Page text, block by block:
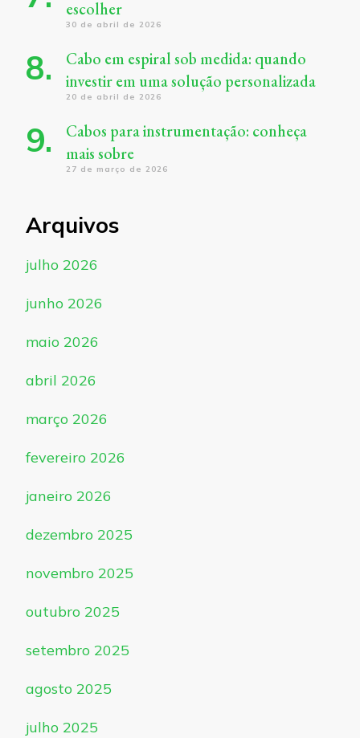
escolher
30 de abril de 2026
Cabo em espiral sob medida: quando
investir em uma solução personalizada
20 de abril de 2026
Cabos para instrumentação: conheça
mais sobre
27 de março de 2026
Arquivos
julho 2026
junho 2026
maio 2026
abril 2026
março 2026
fevereiro 2026
janeiro 2026
dezembro 2025
novembro 2025
outubro 2025
setembro 2025
agosto 2025
julho 2025